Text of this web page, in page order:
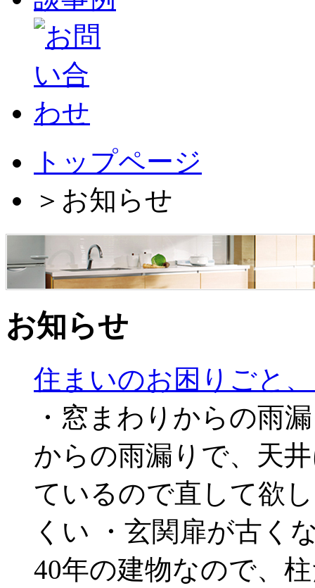
トップページ
＞ お知らせ
お知らせ
住まいのお困りごと
・窓まわりからの雨
からの雨漏りで、天
ているので直して欲
くい ・玄関扉が古く
40年の建物なので、